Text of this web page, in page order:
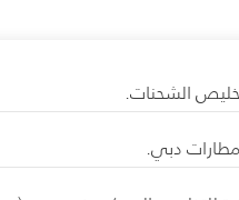
الشحنات.
مطارات دبي.